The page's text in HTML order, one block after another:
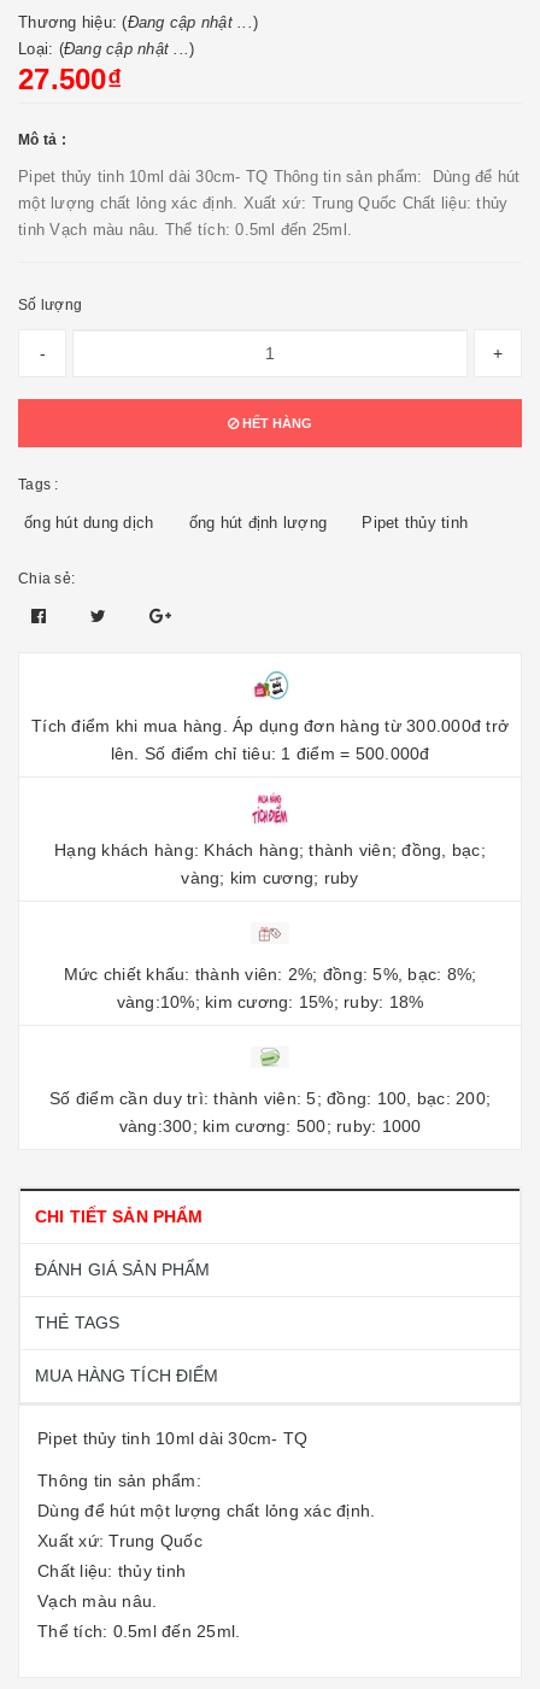
Thương hiệu: (Đang cập nhật ...)
Loại: (Đang cập nhật ...)
27.500₫
Mô tả :
Pipet thủy tinh 10ml dài 30cm- TQ Thông tin sản phẩm: Dùng để hút
một lượng chất lỏng xác định. Xuất xứ: Trung Quốc Chất liệu: thủy
tinh Vạch màu nâu. Thể tích: 0.5ml đến 25ml.
Số lượng
- +
HẾT HÀNG
Tags :
ống hút dung dịch ống hút định lượng Pipet thủy tinh
Chia sẻ:
Tích điểm khi mua hàng. Áp dụng đơn hàng từ 300.000đ trở
lên. Số điểm chỉ tiêu: 1 điểm = 500.000đ
Hạng khách hàng: Khách hàng; thành viên; đồng, bạc;
vàng; kim cương; ruby
Mức chiết khấu: thành viên: 2%; đồng: 5%, bạc: 8%;
vàng:10%; kim cương: 15%; ruby: 18%
Số điểm cần duy trì: thành viên: 5; đồng: 100, bạc: 200;
vàng:300; kim cương: 500; ruby: 1000
CHI TIẾT SẢN PHẨM
ĐÁNH GIÁ SẢN PHẨM
THẺ TAGS
MUA HÀNG TÍCH ĐIỂM
Pipet thủy tinh 10ml dài 30cm- TQ
Thông tin sản phẩm:
Dùng để hút một lượng chất lỏng xác định.
Xuất xứ: Trung Quốc
Chất liệu: thủy tinh
Vạch màu nâu.
Thể tích: 0.5ml đến 25ml.